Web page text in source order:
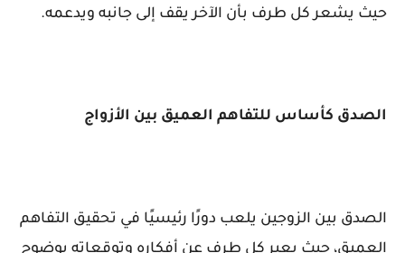
حيث يشعر كل طرف بأن الآخر يقف إلى جانبه ويدعمه.
الصدق كأساس للتفاهم العميق بين الأزواج
الصدق بين الزوجين يلعب دورًا رئيسيًا في تحقيق التفاهم
العميق، حيث يعبر كل طرف عن أفكاره وتوقعاته بوضوح